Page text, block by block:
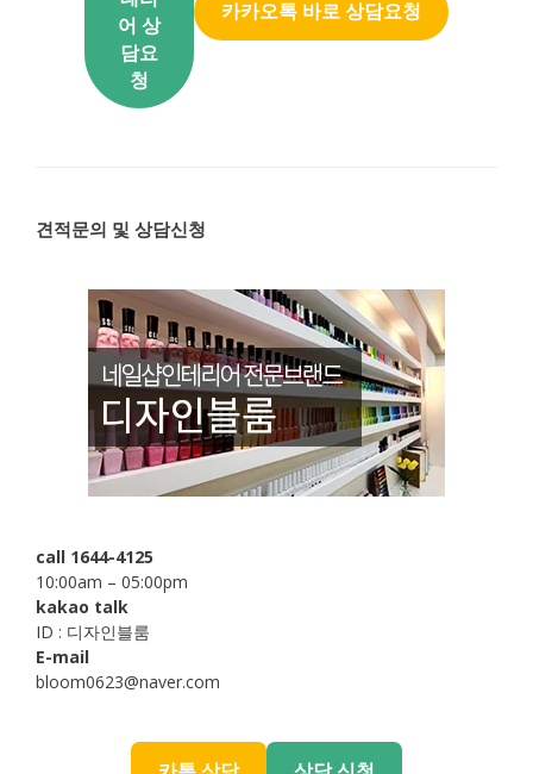
어 상
담요
청
카카오톡 바로 상담요청
견적문의 및 상담신청
call 1644-4125
10:00am – 05:00pm
kakao talk
ID : 디자인블룸
E-mail
bloom0623@naver.com